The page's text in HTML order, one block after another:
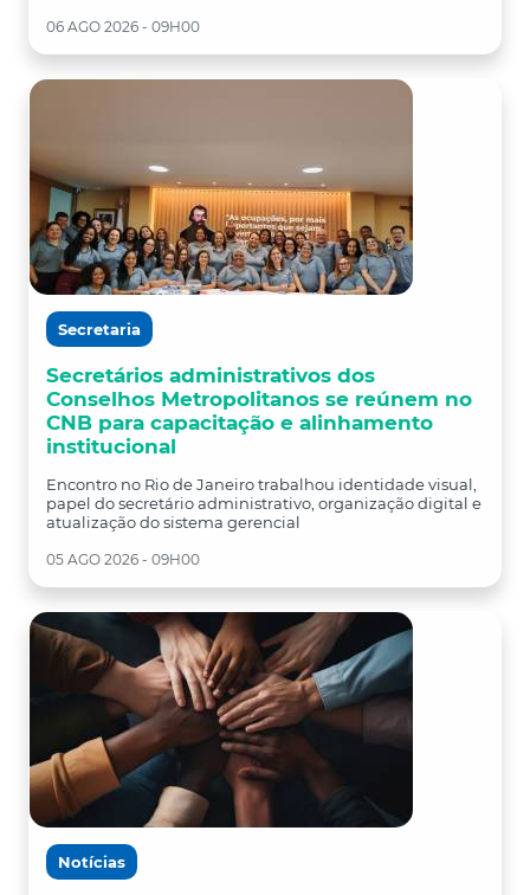
06 AGO 2026 - 09H00
Secretaria
Secretários administrativos dos
Conselhos Metropolitanos se reúnem no
CNB para capacitação e alinhamento
institucional
Encontro no Rio de Janeiro trabalhou identidade visual,
papel do secretário administrativo, organização digital e
atualização do sistema gerencial
05 AGO 2026 - 09H00
Notícias